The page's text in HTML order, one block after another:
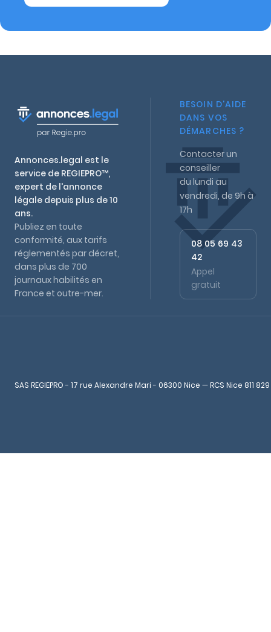
Annonces.legal est le
service de REGIEPRO™,
expert de l'annonce
légale depuis plus de 10
ans.
Publiez en toute
conformité, aux tarifs
réglementés par décret,
dans plus de 700
journaux habilités en
France et outre-mer.
BESOIN D'AIDE
DANS VOS
DÉMARCHES ?
Contacter un
conseiller
du lundi au
vendredi, de 9h à
17h
08 05 69 43
42
Appel
gratuit
SAS REGIEPRO - 17 rue Alexandre Mari - 06300 Nice — RCS Nice 811